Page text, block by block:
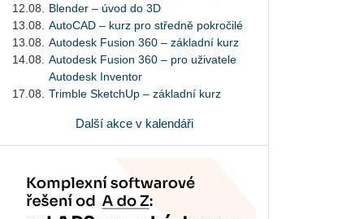
12.08.
Blender – úvod do 3D
13.08.
AutoCAD – kurz pro středně pokročilé
13.08.
Autodesk Fusion 360 – základní kurz
14.08.
Autodesk Fusion 360 – pro uživatele
Autodesk Inventor
17.08.
Trimble SketchUp – základní kurz
Další akce v kalendáři